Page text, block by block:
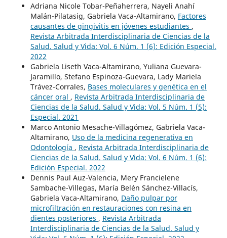
Adriana Nicole Tobar-Peñaherrera, Nayeli Anahí
Malán-Pilatasig, Gabriela Vaca-Altamirano, Factores
causantes de gingivitis en jóvenes estudiantes ,
Revista Arbitrada Interdisciplinaria de Ciencias de la
Salud. Salud y Vida: Vol. 6 Núm. 1 (6): Edición Especial.
2022
Gabriela Liseth Vaca-Altamirano, Yuliana Guevara-
Jaramillo, Stefano Espinoza-Guevara, Lady Mariela
Trávez-Corrales, Bases moleculares y genética en el
cáncer oral , Revista Arbitrada Interdisciplinaria de
Ciencias de la Salud. Salud y Vida: Vol. 5 Núm. 1 (5):
Especial. 2021
Marco Antonio Mesache-Villagómez, Gabriela Vaca-
Altamirano, Uso de la medicina regenerativa en
Odontología , Revista Arbitrada Interdisciplinaria de
Ciencias de la Salud. Salud y Vida: Vol. 6 Núm. 1 (6):
Edición Especial. 2022
Dennis Paul Auz-Valencia, Mery Francielene
Sambache-Villegas, María Belén Sánchez-Villacís,
Gabriela Vaca-Altamirano, Daño pulpar por
microfiltración en restauraciones con resina en
dientes posteriores , Revista Arbitrada
Interdisciplinaria de Ciencias de la Salud. Salud y